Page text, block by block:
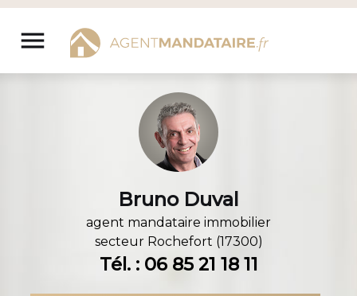
Aller
contenu
menu
Bruno Duval
agent mandataire immobilier
secteur Rochefort (17300)
Tél. : 06 85 21 18 11